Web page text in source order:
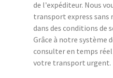
de l'expéditeur. Nous
transport express sans
dans des conditions de
Grâce à notre système
consulter en temps
votre transport urgent.